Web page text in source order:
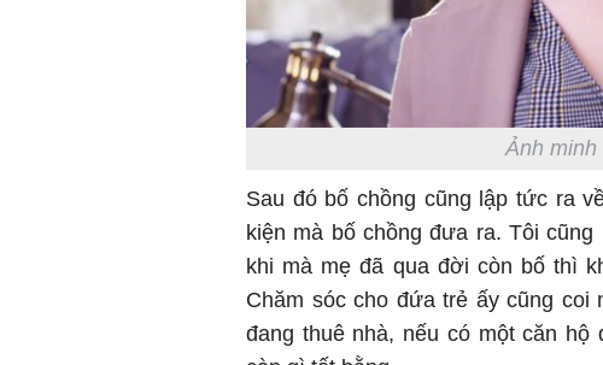
Ảnh minh
Sau đó bố chồng cũng lập tức ra
kiện mà bố chồng đưa ra. Tôi
khi mà mẹ đã qua đời còn bố thì
Chăm sóc cho đứa trẻ ấy cũng
đang thuê nhà, nếu có một căn